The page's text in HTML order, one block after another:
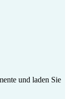
und laden Sie